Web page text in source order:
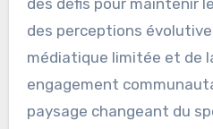
légendes du
canadien
leur héritage